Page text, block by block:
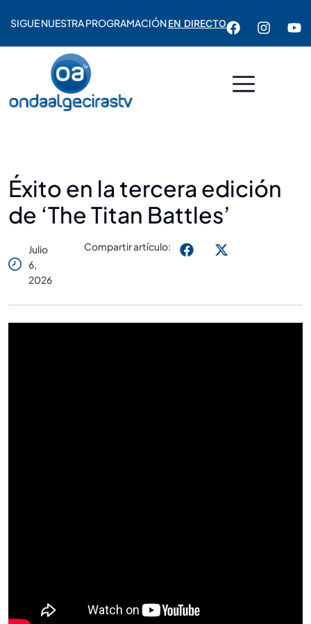
SIGUE NUESTRA PROGRAMACIÓNEN DIRECTO
Éxito en la tercera edición
de ‘The Titan Battles’
Julio
6,
2026
Compartir artículo: